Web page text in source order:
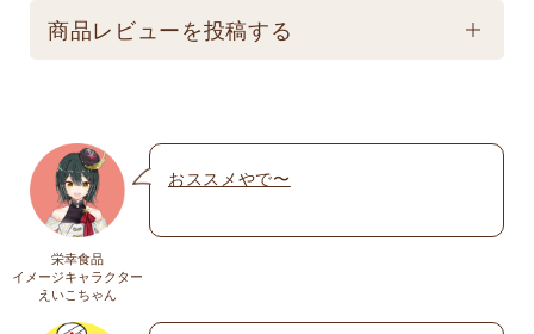
保存は避けてください。
配送方法
発送となります。 ☆画像はイメージとなり変更にな
る為現物を優先してください。 ※人気商品の為、急
遽完売になります。ご容赦下さい。
送料
商品レビューを投稿する
名前 ※
メール※
栄幸食品
イメージキャラクター
えいこちゃん
おススメやで〜